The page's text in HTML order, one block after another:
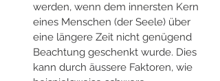
werden, wenn dem innersten Kern
eines Menschen (der Seele) über
eine längere Zeit nicht genügend
Beachtung geschenkt wurde. Dies
kann durch äussere Faktoren, wie